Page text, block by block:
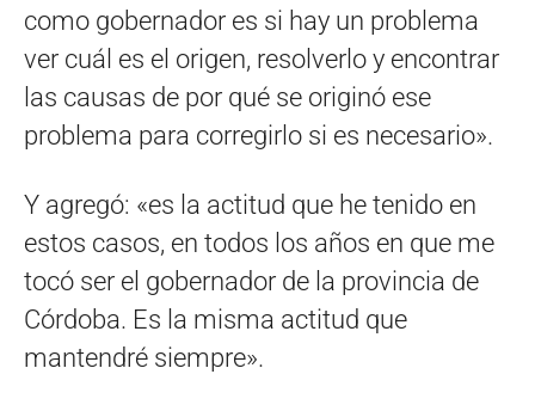
como gobernador es si hay un problema
ver cuál es el origen, resolverlo y encontrar
las causas de por qué se originó ese
problema para corregirlo si es necesario».
Y agregó: «es la actitud que he tenido en
estos casos, en todos los años en que me
tocó ser el gobernador de la provincia de
Córdoba. Es la misma actitud que
mantendré siempre».